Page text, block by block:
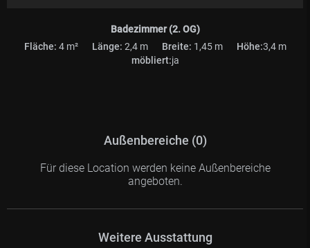
Badezimmer (2. OG)
Fläche: 4 m² Länge: 2,4 m Breite: 1,45 m Höhe:3,4 m
möbliert:ja
Außenbereiche (0)
Für diese Location werden keine Außenbereiche
angeboten.
Weitere Ausstattung